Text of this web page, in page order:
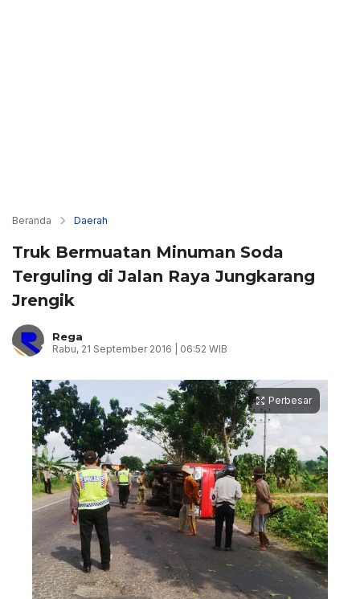
Beranda Daerah
Truk Bermuatan Minuman Soda
Terguling di Jalan Raya Jungkarang
Jrengik
Rega
Rabu, 21 September 2016 | 06:52 WIB
Perbesar